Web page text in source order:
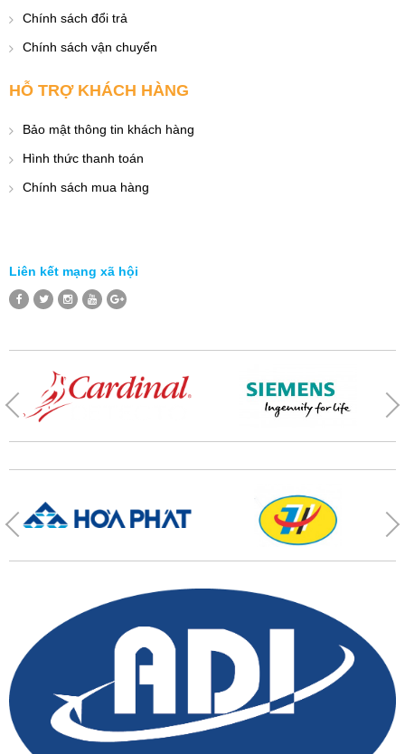
Chính sách đổi trả
Chính sách vận chuyển
HỖ TRỢ KHÁCH HÀNG
Bảo mật thông tin khách hàng
Hình thức thanh toán
Chính sách mua hàng
Liên kết mạng xã hội